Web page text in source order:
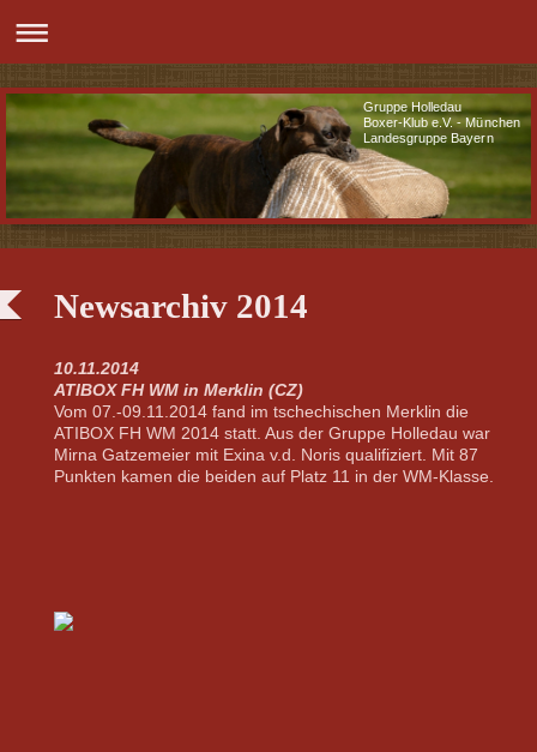
Gruppe Holledau
Boxer-Klub e.V. - München
Landesgruppe Bayern
Newsarchiv 2014
10.11.2014
ATIBOX FH WM in Merklin (CZ)
Vom 07.-09.11.2014 fand im tschechischen Merklin die
ATIBOX FH WM 2014 statt. Aus der Gruppe Holledau war
Mirna Gatzemeier mit Exina v.d. Noris qualifiziert. Mit 87
Punkten kamen die beiden auf Platz 11 in der WM-Klasse.